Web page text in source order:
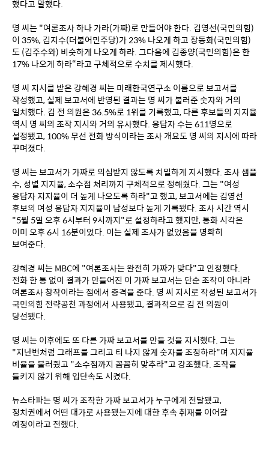
했다고 말했다.
명 씨는 "여론조사 하나 가라(가짜)로 만들어야 한다. 김영선(국민의힘)
이 35%, 김지수(더불어민주당)가 23% 나오게 하고 장동화(국민의힘)
도 (김주수와) 비슷하게 나오게 하라. 그다음에 김종양(국민의힘)은 한
17% 나오게 하라“라고 구체적으로 수치를 제시했다.
명 씨 지시를 받은 강혜경 씨는 미래한국연구소 이름으로 보고서를
작성했고, 실제 보고서에 반영된 결과는 명 씨가 불러준 숫자와 거의
일치했다. 김 전 의원은 36.5%로 1위를 기록했고, 다른 후보들의 지지율
역시 명 씨의 조작 지시와 거의 유사했다. 응답자 수는 611명으로
설정됐고, 100% 무선 전화 방식이라는 조사 개요도 명 씨의 지시에 따라
꾸며졌다.
명 씨는 보고서가 가짜로 의심받지 않도록 치밀하게 지시했다. 조사 샘플
수, 성별 지지율, 소수점 처리까지 구체적으로 정해줬다. 그는 "여성
응답자 지지율이 더 높게 나오도록 하라"고 했고, 보고서에는 김영선
후보의 여성 응답자 지지율이 남성보다 높게 기록됐다. 조사 시간 역시
"5월 5일 오후 6시부터 9시까지"로 설정하라고 했지만, 통화 시각은
이미 오후 6시 16분이었다. 이는 실제 조사가 없었음을 명확히
보여준다.
강혜경 씨는 MBC에 "여론조사는 완전히 가짜가 맞다"고 인정했다.
전화 한 통 없이 결과가 만들어진 이 가짜 보고서는 단순 조작이 아니라
여론조사 창작이라는 점에서 충격을 준다. 명 씨 지시로 작성된 보고서가
국민의힘 전략공천 과정에서 사용됐고, 결과적으로 김 전 의원이
당선됐다.
명 씨는 이후에도 또 다른 가짜 보고서를 만들 것을 지시했다. 그는
"지난번처럼 그래프를 그리고 티 나지 않게 숫자를 조정하라"며 지지율
비율을 불러줬고 "소수점까지 꼼꼼히 맞추라"고 강조했다. 조작을
들키지 않기 위해 입단속도 시켰다.
뉴스타파는 명 씨가 조작한 가짜 보고서가 누구에게 전달됐고,
정치권에서 어떤 대가로 사용됐는지에 대한 후속 취재를 이어갈
예정이라고 전했다.